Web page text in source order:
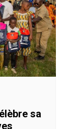
sa